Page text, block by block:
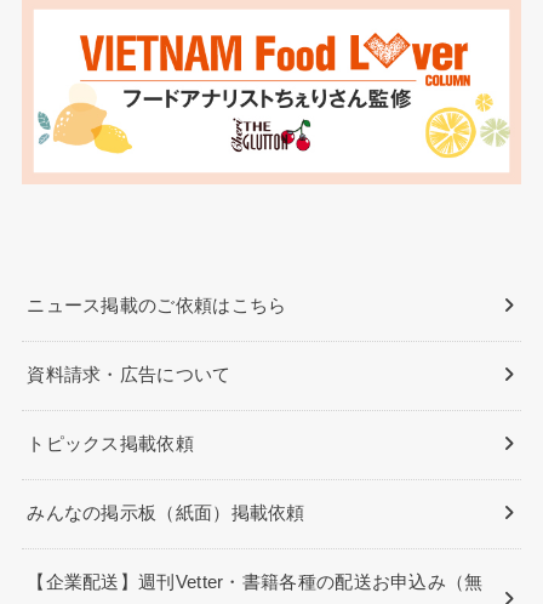
ニュース掲載のご依頼はこちら
資料請求・広告について
トピックス掲載依頼
みんなの掲示板（紙面）掲載依頼
【企業配送】週刊Vetter・書籍各種の配送お申込み（無